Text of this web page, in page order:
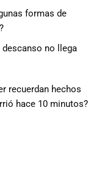
formas de
no llega
recuerdan hechos
hace 10 minutos?